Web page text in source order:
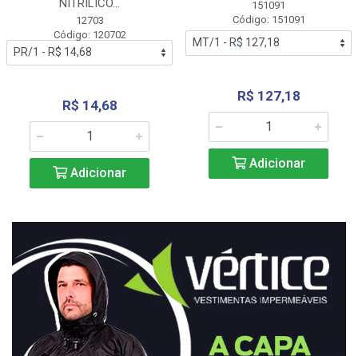
NITRÍLICO...
12703
Código: 120702
R$ 14,68
Adicionar
151091
Código: 151091
R$ 127,18
Adicionar